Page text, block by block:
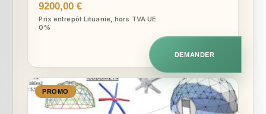
9200,00€
Prix entrepôt Lituanie, hors TVA UE
0%
DEMANDER
PROMO